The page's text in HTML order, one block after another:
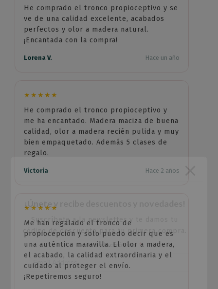
He comprado el tronco propioceptivo y se
ve de una calidad excelente, acabados
perfectos y olor a madera natural.
¡Encantada con la compra!
Lorena V. Hace un año
★★★★★
He comprado el tronco propioceptivo y
me ha encantado. Madera maciza de buena
calidad, olor a madera recién pulida y muy
bien empaquetado. Además 5 clases de
regalo.
Victoria Hace 2 años
★★★★★
Me han regalado el tronco de
propiocepción y solo puedo decir que es
una auténtica maravilla. El olor a madera,
el acabado, la calidad extraordinaria y el
cuidado al proteger el envío.
¡Repetiremos seguro!
¡Únete y recibe descuentos y novedades!
Suscríbete a la newsletter y te damos tu
código de descuento para tu primera compra.
Correo electrónico